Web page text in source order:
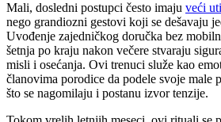
Mali, dosledni postupci često imaju veći
nego grandiozni gestovi koji se dešavaju
Uvođenje zajedničkog doručka bez
šetnja po kraju nakon večere stvaraju
misli i osećanja. Ovi trenuci služe kao
članovima porodice da podele svoje male
što se nagomilaju i postanu izvor tenzije.